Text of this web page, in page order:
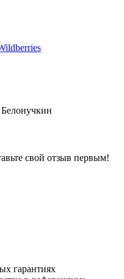
свой отзыв первым!